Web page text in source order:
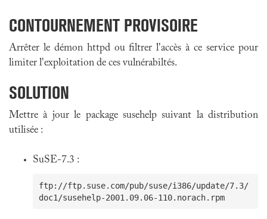
CONTOURNEMENT PROVISOIRE
Arrêter le démon httpd ou filtrer l'accès à ce service pour
limiter l'exploitation de ces vulnérabiltés.
SOLUTION
Mettre à jour le package susehelp suivant la distribution
utilisée :
SuSE-7.3 :
ftp://ftp.suse.com/pub/suse/i386/update/7.3/
doc1/susehelp-2001.09.06-110.norach.rpm